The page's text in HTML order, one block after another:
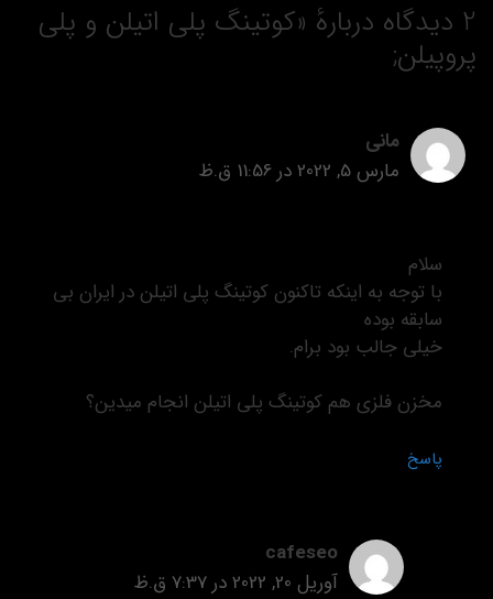
2 دیدگاه دربارهٔ «کوتینگ پلی اتیلن و پلی
پروپیلن;
مانی
مارس 5, 2022 در 11:56 ق.ظ
سلام
با توجه به اینکه تاکنون کوتینگ پلی اتیلن در ایران بی
سابقه بوده
خیلی جالب بود برام.
مخزن فلزی هم کوتینگ پلی اتیلن انجام میدین؟
پاسخ
cafeseo
آوریل 20, 2022 در 7:37 ق.ظ